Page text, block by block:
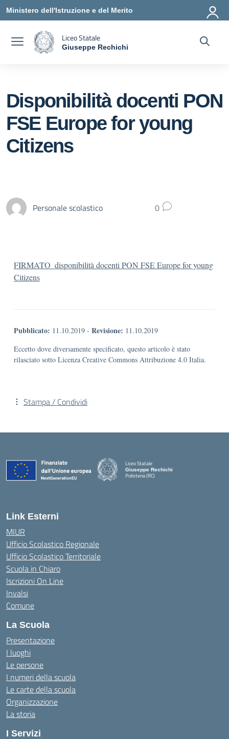
Vai ai contenuti
Vai al menu di navigazione
Vai al footer
Ministero dell'Istruzione e del Merito
Liceo Statale
Giuseppe Rechichi
Disponibilità docenti PON
FSE Europe for young
Citizens
Personale scolastico 0
FIRMATO_disponibilità docenti PON FSE Europe for young
Citizens
Pubblicato: 11.10.2019 - Revisione: 11.10.2019
Eccetto dove diversamente specificato, questo articolo è stato
rilasciato sotto Licenza Creative Commons Attribuzione 4.0 Italia.
Stampa / Condividi
Liceo Statale
Giuseppe Rechichi
Polistena (RC)
Link Esterni
MIUR
Ufficio Scolastico Regionale
Ufficio Scolastico Territoriale
Scuola in Chiaro
Iscrizioni On Line
Invalsi
Comune
La Scuola
Presentazione
I luoghi
Le persone
I numeri della scuola
Le carte della scuola
Organizzazione
La storia
I Servizi